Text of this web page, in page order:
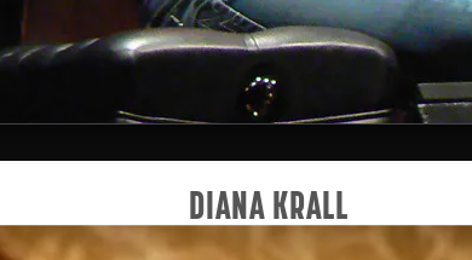
DIANA KRALL